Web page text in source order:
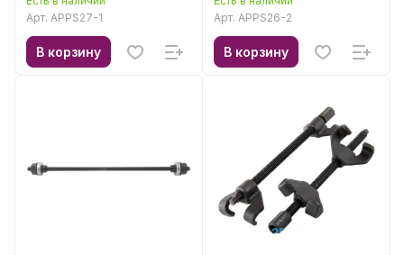
Арт. APPS27-1
В корзину
Арт. APPS26-2
В корзину